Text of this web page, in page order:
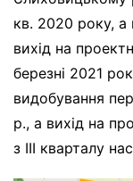
кв. 2020 року, а
вихід на
березні 2021
видобування
р., а вихід на
з ІІІ кварталу